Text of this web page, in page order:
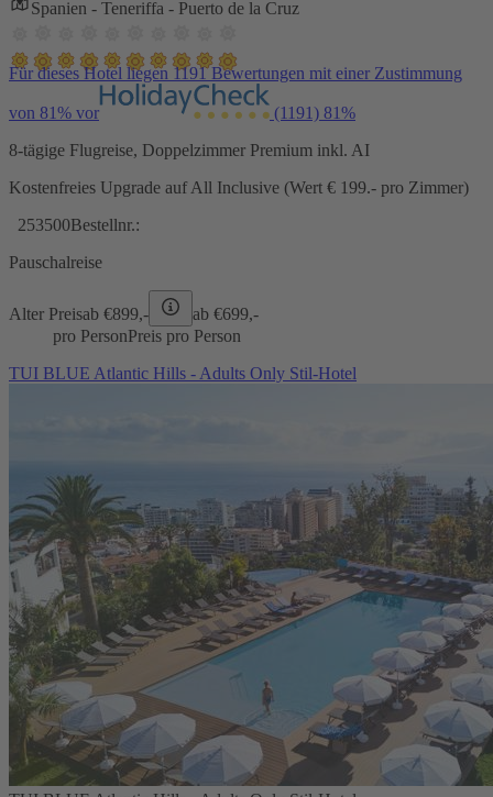
Spanien - Teneriffa - Puerto de la Cruz
Für dieses Hotel liegen 1191 Bewertungen mit einer Zustimmung
von 81% vor (1191) 81%
8-tägige Flugreise, Doppelzimmer Premium inkl. AI
Kostenfreies Upgrade auf All Inclusive (Wert € 199.- pro Zimmer)
253500Bestellnr.:
Pauschalreise
Alter Preisab €899,- ab €699,-
pro PersonPreis pro Person
TUI BLUE Atlantic Hills - Adults Only Stil-Hotel